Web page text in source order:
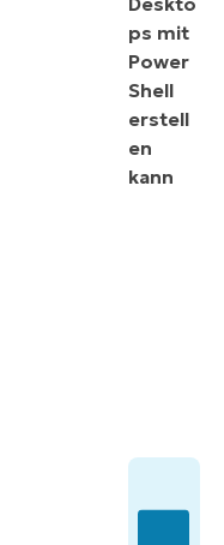
ps mit
Power
Shell
erstell
en
kann